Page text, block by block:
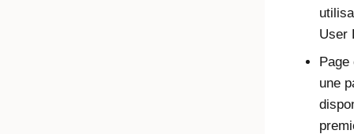
User
une